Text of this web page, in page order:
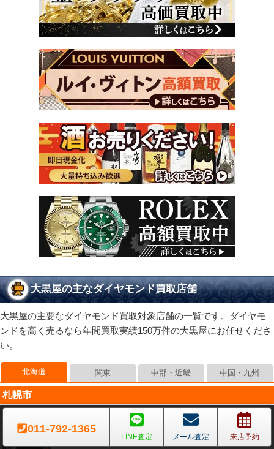
大黒屋の主なダイヤモンド買取店舗
大黒屋の主要なダイヤモンド買取対象店舗の一覧です。ダイヤモ
ンドを高く売るなら年間買取実績150万件の大黒屋にお任せくださ
い。
北海道 関東 中部・近畿 中国・九州
札幌市
北海道札幌市中央区北一条西3-3 札幌中央ビル1F・2F[→地図
011-792-1365
LINE査定 メール査定 来店予約